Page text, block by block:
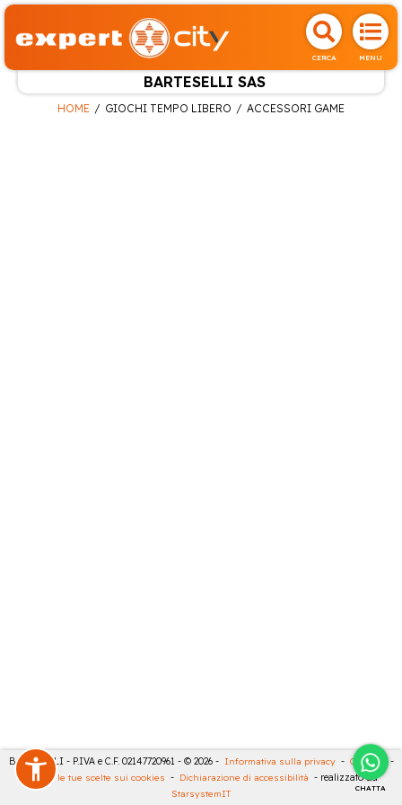
CERCA MENU
BARTESELLI SAS
CHATTA
HOME GIOCHI TEMPO LIBERO ACCESSORI GAME
BARTESELLI - P.IVA e C.F. 02147720961 - © 2026 - Informativa sulla privacy - Cookies
-
Rivedi le tue scelte sui cookies - Dichiarazione di accessibilità - realizzato da
StarsystemIT